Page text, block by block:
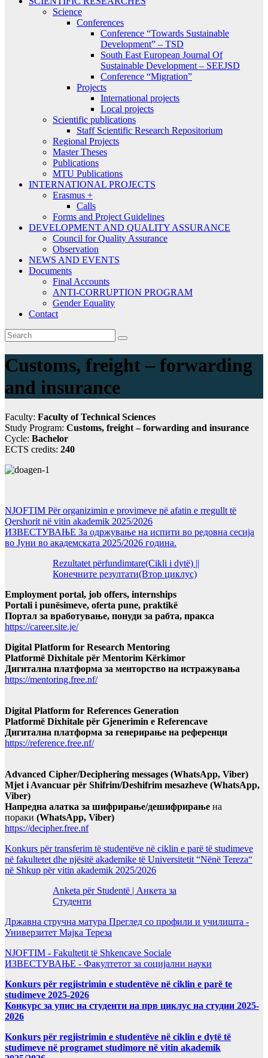
Science
Conferences
Conference “Towards Sustainable
Development” – TSD
South East European Journal Of
Sustainable Development – SEEJSD
Conference “Migration”
Projects
International projects
Local projects
Scientific publications
Staff Scientific Research Repositorium
Regional Projects
Master Theses
Publications
MTU Publications
INTERNATIONAL PROJECTS
Erasmus +
Calls
Forms and Project Guidelines
DEVELOPMENT AND QUALITY ASSURANCE
Council for Quality Assurance
Observation
NEWS AND EVENTS
Documents
Final Accounts
ANTI-CORRUPTION PROGRAM
Gender Equality
Contact
Customs, freight – forwarding
and insurance
Faculty: Faculty of Technical Sciences
Study Program: Customs, freight – forwarding and insurance
Cycle: Bachelor
ECTS credits: 240
NJOFTIM Për organizimin e provimeve në afatin e rregullt të
Qershorit në vitin akademik 2025/2026
ИЗВЕСТУВАЊЕ За одржување на испити во редовна сесија
во Јуни во академската 2025/2026 година.
Rezultatet përfundimtare(Cikli i dytë) ||
Конечните резултати(Втор циклус)
Employment portal, job offers, internships
Portali i punësimeve, oferta pune, praktikë
Портал за вработување, понуди за рабта, пракса
https://career.site.je/
Digital Platform for Research Mentoring
Platformë Dixhitale për Mentorim Kërkimor
Дигитална платформа за менторство на истражувања
https://mentoring.free.nf/
Digital Platform for References Generation
Platformë Dixhitale për Gjenerimin e Referencave
Дигитална платформа за генерирање на референци
https://reference.free.nf/
Advanced Cipher/Deciphering messages (WhatsApp, Viber)
Mjet i Avancuar për Shifrim/Deshifrim mesazheve (WhatsApp,
Viber)
Напредна алатка за шифрирање/дешифрирање на
пораки (WhatsApp, Viber)
https://decipher.free.nf
Konkurs për transferim të studentëve në ciklin e parë të studimeve
në fakultetet dhe njësitë akademike të Universitetit “Nënë Tereza“
në Shkup për vitin akademik 2025/2026
Anketa për Studentë | Анкета за
Студенти
Државна стручна матура Преглед со профили и училишта -
Универзитет Мајка Тереза
NJOFTIM - Fakultetit të Shkencave Sociale
ИЗВЕСТУВАЊЕ - Факултетот за социјални науки
Konkurs për regjistrimin e studentëve në ciklin e parë te
studimeve 2025-2026
Конкурс за упис на студенти на прв циклус на студии 2025-
2026
Konkurs për regjistrimin e studentëve në ciklin e dytë të
studimeve në programet studimore në vitin akademik